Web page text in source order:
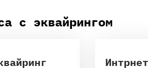
с эквайрингом